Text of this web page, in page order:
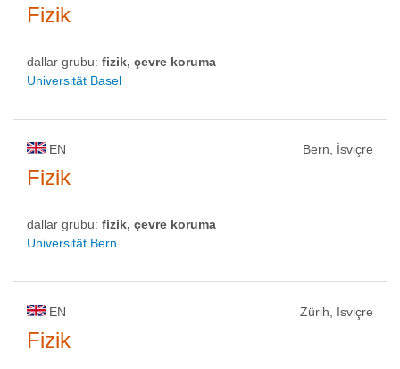
Fizik
dallar grubu: fizik, çevre koruma
Universität Basel
EN Bern, İsviçre
Fizik
dallar grubu: fizik, çevre koruma
Universität Bern
EN Zürih, İsviçre
Fizik